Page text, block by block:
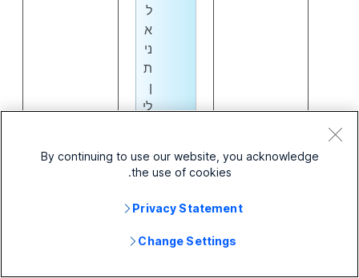
ל
א
ני
ת
ן
לי
ר
ב
ב
By continuing to use our website, you acknowledge
the use of cookies.
Privacy Statement
Change Settings